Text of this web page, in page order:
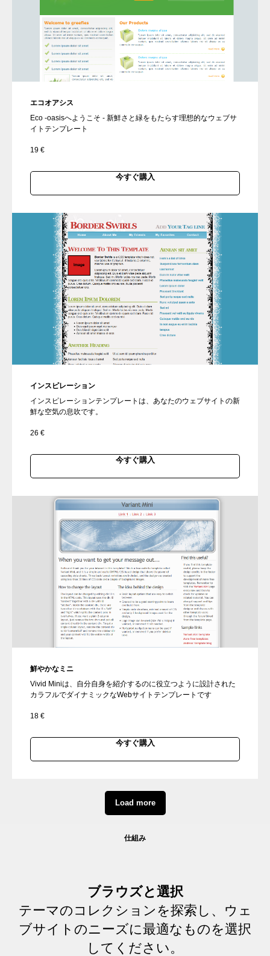
エコオアシス
Eco -oasisへようこそ - 新鮮さと緑をもたらす理想的なウェブサ
イトテンプレート
19 €
今すぐ購入
インスピレーション
インスピレーションテンプレートは、あなたのウェブサイトの新
鮮な空気の息吹です。
26 €
今すぐ購入
鮮やかなミニ
Vivid Miniは、自分自身を紹介するのに役立つように設計された
カラフルでダイナミックなWebサイトテンプレートです
18 €
今すぐ購入
Load more
仕組み
ブラウズと選択
テーマのコレクションを探索し、ウェ
ブサイトのニーズに最適なものを選択
してください。